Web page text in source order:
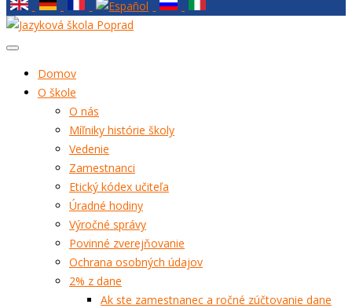
Domov
O škole
O nás
Míľniky histórie školy
Vedenie
Zamestnanci
Etický kódex učiteľa
Úradné hodiny
Výročné správy
Povinné zverejňovanie
Ochrana osobných údajov
2% z dane
Ak ste zamestnanec a ročné zúčtovanie dane